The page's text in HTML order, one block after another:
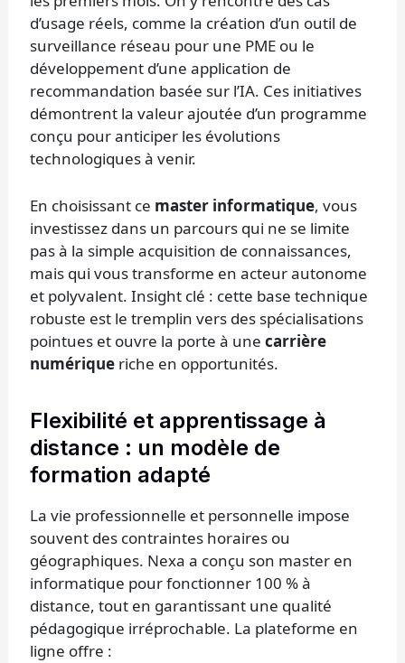
d’usage réels, comme la création d’un outil de
surveillance réseau pour une PME ou le
développement d’une application de
recommandation basée sur l’IA. Ces initiatives
démontrent la valeur ajoutée d’un programme
conçu pour anticiper les évolutions
technologiques à venir.
En choisissant ce master informatique, vous
investissez dans un parcours qui ne se limite
pas à la simple acquisition de connaissances,
mais qui vous transforme en acteur autonome
et polyvalent. Insight clé : cette base technique
robuste est le tremplin vers des spécialisations
pointues et ouvre la porte à unecarrière
numérique riche en opportunités.
Flexibilité et apprentissage à
distance : un modèle de
formation adapté
La vie professionnelle et personnelle impose
souvent des contraintes horaires ou
géographiques. Nexa a conçu son master en
informatique pour fonctionner 100 % à
distance, tout en garantissant une qualité
pédagogique irréprochable. La plateforme en
ligne offre :